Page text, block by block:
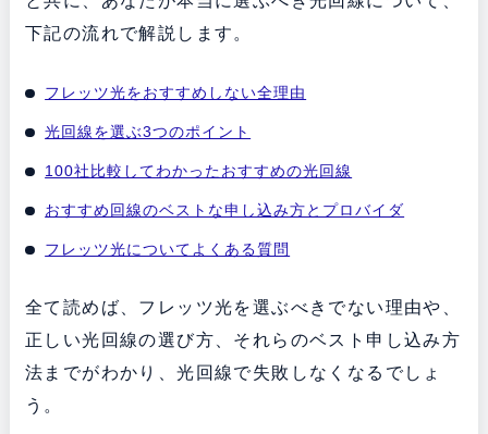
下記の流れで解説します。
フレッツ光をおすすめしない全理由
光回線を選ぶ3つのポイント
100社比較してわかったおすすめの光回線
おすすめ回線のベストな申し込み方とプロバイダ
フレッツ光についてよくある質問
全て読めば、フレッツ光を選ぶべきでない理由や、
正しい光回線の選び方、それらのベスト申し込み方
法までがわかり、光回線で失敗しなくなるでしょ
う。